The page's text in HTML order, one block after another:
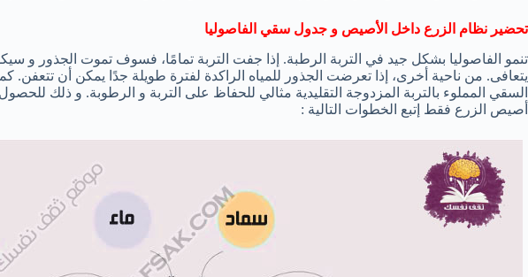
تحضير نظام الزرع داخل الأصيص و جدول سقي الفاصوليا
تنمو الفاصوليا بشكل جيد في التربة الرطبة. إذا جفت التربة تمامًا، فسوف تموت الجذور و
يتعافى. من ناحية أخرى، إذا تعرضت الجذور للمياه الراكدة لفترة طويلة جدًا يمكن أن تتعفن.
السقي المملوء بالتربة المزدوجة التقليدية مثالي للحفاظ على التربة و الرطوبة. و ذلك
أصيص الزرع فقط إتبع الخطوات التالية :